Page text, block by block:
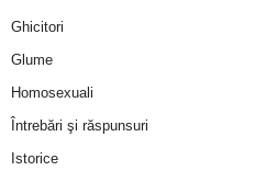
Ghicitori
Glume
Homosexuali
Întrebări şi răspunsuri
Istorice